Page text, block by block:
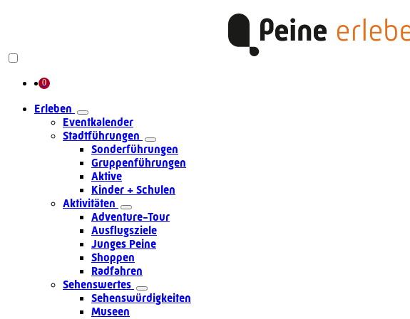
Erleben
Eventkalender
Stadtführungen
Sonderführungen
Gruppenführungen
Aktive
Kinder + Schulen
Aktivitäten
Adventure-Tour
Ausflugsziele
Junges Peine
Shoppen
Radfahren
Sehenswertes
Sehenswürdigkeiten
Museen